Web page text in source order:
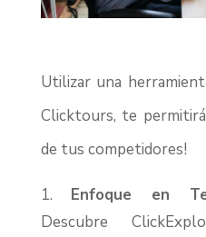
Utilizar una
Clicktours, te
de tus competidores!
Enfoque en
Descubre